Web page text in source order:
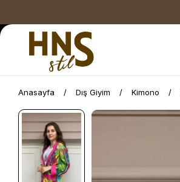
Anasayfa Dış Giyim Kimono